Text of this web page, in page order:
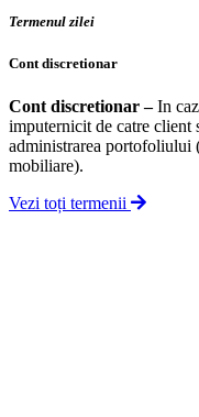
Termenul zilei
Cont discretionar
Cont discretionar –In
imputernicit de catre client
administrarea portofoliului
mobiliare).
Vezi toți termenii